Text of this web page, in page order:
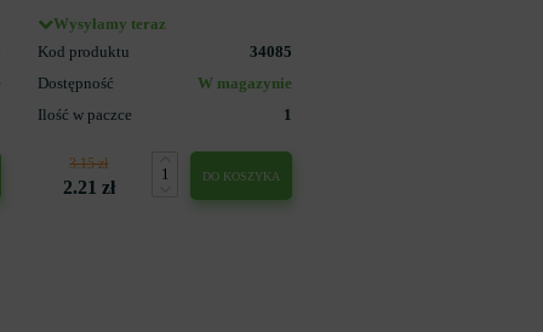
Wysyłamy teraz
Kod produktu
34085
Dostępność
W magazynie
Ilość w paczce
1
3.15 zł
2.21 zł
DO KOSZYKA